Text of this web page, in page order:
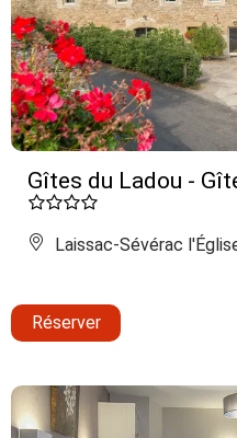
Gîtes du Ladou -
Laissac-Sévérac
Réserver